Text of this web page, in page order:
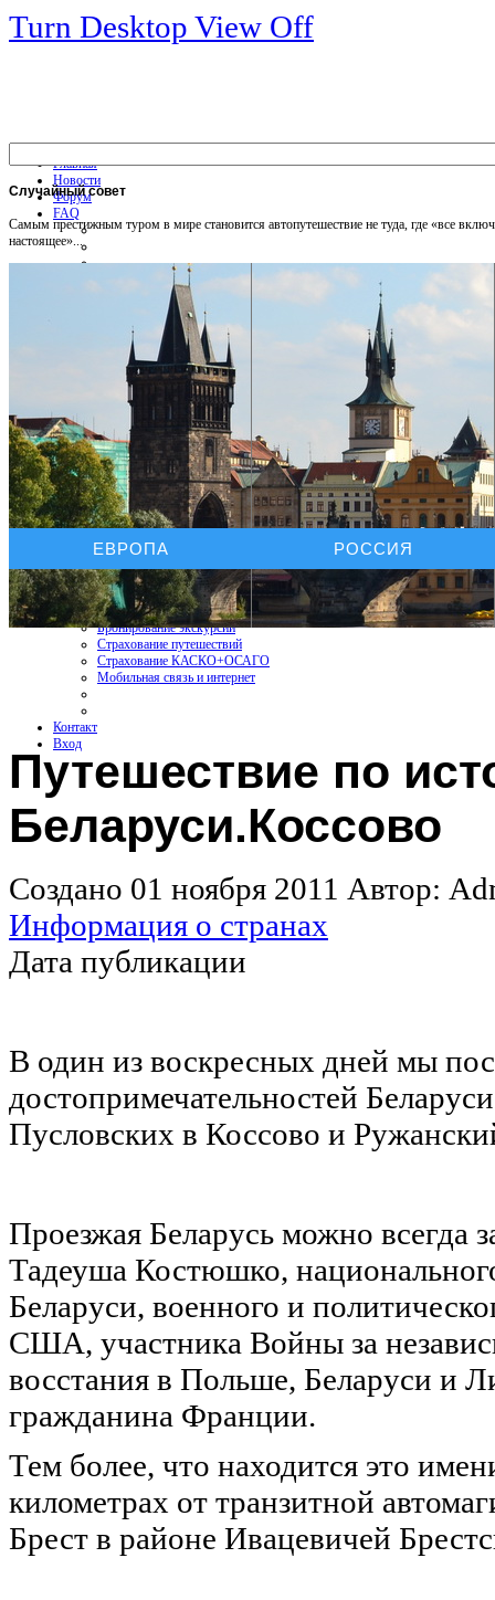
Turn Desktop View Off
Главная
Новости
Форум
FAQ
Общая информация
Советы Автотуристу
Правила дор.движения
Карты и путеводители
Интерактивная карта
Карты платных дорог
Карта сайта
Услуги On-line
Бронирование отелей
Бронирование автомобиля
Бронирование экскурсий
Страхование путешествий
Страхование КАСКО+ОСАГО
Мобильная связь и интернет
Контакт
Вход
Случайныйсовет
Самым престижным туром в мире становится автопутешествие не туда, где «все
настоящее»...
ЕВРОПА РОССИЯ
Путешествие по
Беларуси.Коссово
Создано 01 ноября 2011 Автор:
Информация о странах
Дата публикации
В один из воскресных дней мы
достопримечательностей
Пусловских в Коссово и
Проезжая Беларусь можно всегда
Тадеуша Костюшко,
Беларуси, военного и
США, участника Войны за
восстания в Польше, Беларуси и
гражданина Франции.
Тем более, что находится это
километрах от транзитной
Брест в районе Ивацевичей